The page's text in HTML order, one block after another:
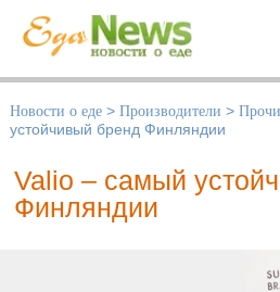
Новости о еде > Производители >
устойчивый бренд Финляндии
Valio – самый
Финляндии